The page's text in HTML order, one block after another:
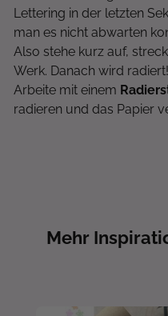
Lettering in der letzten
man es nicht abwarten
Also stehe kurz auf,
Werk. Danach wird radiert!
Arbeite mit einem
radieren und das Papier
Mehr